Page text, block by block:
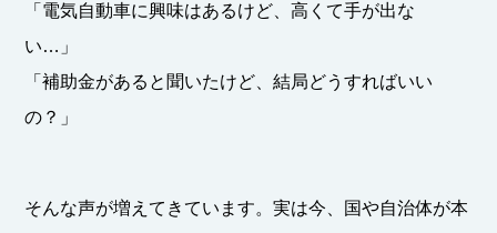
「電気自動車に興味はあるけど、高くて手が出な
い…」
「補助金があると聞いたけど、結局どうすればいい
の？」
そんな声が増えてきています。実は今、国や自治体が本